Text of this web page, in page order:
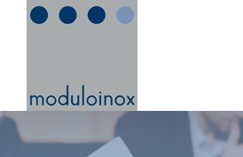
Salta